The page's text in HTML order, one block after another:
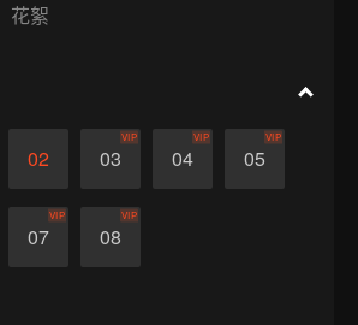
花絮
02 03
VIP
04
VIP
05
VIP
07
VIP
08
VIP